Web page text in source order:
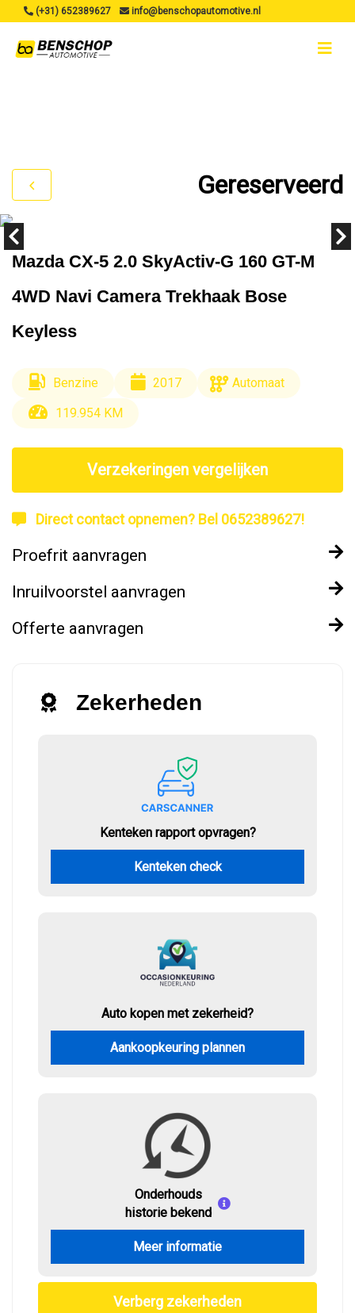
(+31) 652389627 info@benschopautomotive.nl
Gereserveerd
Mazda CX-5 2.0 SkyActiv-G 160 GT-M
4WD Navi Camera Trekhaak Bose
Keyless
Benzine 2017
Automaat
119.954 KM
Verzekeringen vergelijken
Direct contact opnemen? Bel 0652389627!
Proefrit aanvragen
Inruilvoorstel aanvragen
Offerte aanvragen
Zekerheden
Kenteken rapport opvragen?
Kenteken check
Auto kopen met zekerheid?
Aankoopkeuring plannen
Onderhouds
historie bekend
Meer informatie
Verberg zekerheden